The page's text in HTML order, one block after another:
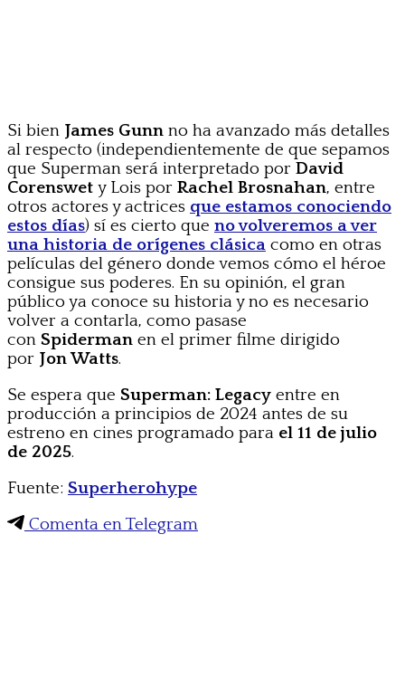
Si bien James Gunn no ha avanzado más detalles
al respecto (independientemente de que sepamos
que Superman será interpretado por David
Corenswet y Lois por Rachel Brosnahan, entre
otros actores y actrices que estamos conociendo
estos días) sí es cierto que no volveremos a ver
una historia de orígenes clásica como en otras
películas del género donde vemos cómo el héroe
consigue sus poderes. En su opinión, el gran
público ya conoce su historia y no es necesario
volver a contarla, como pasase
con Spiderman en el primer filme dirigido
por Jon Watts.
Se espera que Superman: Legacy entre en
producción a principios de 2024 antes de su
estreno en cines programado para el 11 de julio
de 2025.
Fuente: Superherohype
Comenta en Telegram